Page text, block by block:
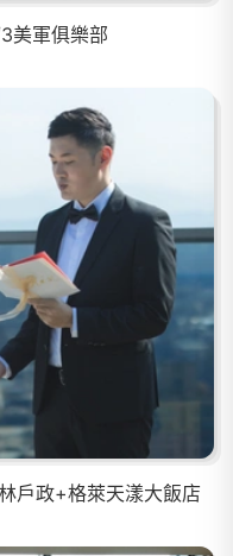
美軍俱樂部
戶政+格萊天漾大飯店